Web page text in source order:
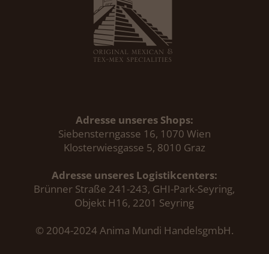
Adresse unseres Shops:
Siebensterngasse 16, 1070 Wien
Klosterwiesgasse 5, 8010 Graz
Adresse unseres Logistikcenters:
Brünner Straße 241-243, GHI-Park-Seyring,
Objekt H16, 2201 Seyring
© 2004-2024 Anima Mundi HandelsgmbH.